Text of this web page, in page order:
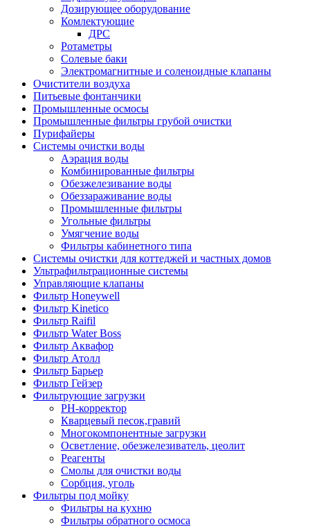
Дозирующее оборудование
Комлектующие
ДРС
Ротаметры
Солевые баки
Электромагнитные и соленоидные клапаны
Очистители воздуха
Питьевые фонтанчики
Промышленные осмосы
Промышленные фильтры грубой очистки
Пурифайеры
Системы очистки воды
Аэрация воды
Комбинированные фильтры
Обезжелезивание воды
Обеззараживание воды
Промышленные фильтры
Угольные фильтры
Умягчение воды
Фильтры кабинетного типа
Системы очистки для коттеджей и частных домов
Ультрафильтрационные системы
Управляющие клапаны
Фильтр Honeywell
Фильтр Kinetico
Фильтр Raifil
Фильтр Water Boss
Фильтр Аквафор
Фильтр Атолл
Фильтр Барьер
Фильтр Гейзер
Фильтрующие загрузки
PH-корректор
Кварцевый песок,гравий
Многокомпонентные загрузки
Осветление, обезжелезиватель, цеолит
Реагенты
Смолы для очистки воды
Сорбция, уголь
Фильтры под мойку
Фильтры на кухню
Фильтры обратного осмоса